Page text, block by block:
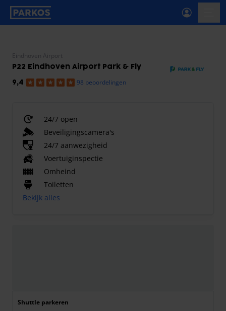
label-voor-primaire-navigatie
Eindhoven Airport
P22 Eindhoven Airport Park & Fly
9,4 98 beoordelingen
24/7 open
Beveiligingscamera's
24/7 aanwezigheid
Voertuiginspectie
Omheind
Toiletten
Bekijk alles
Shuttle parkeren